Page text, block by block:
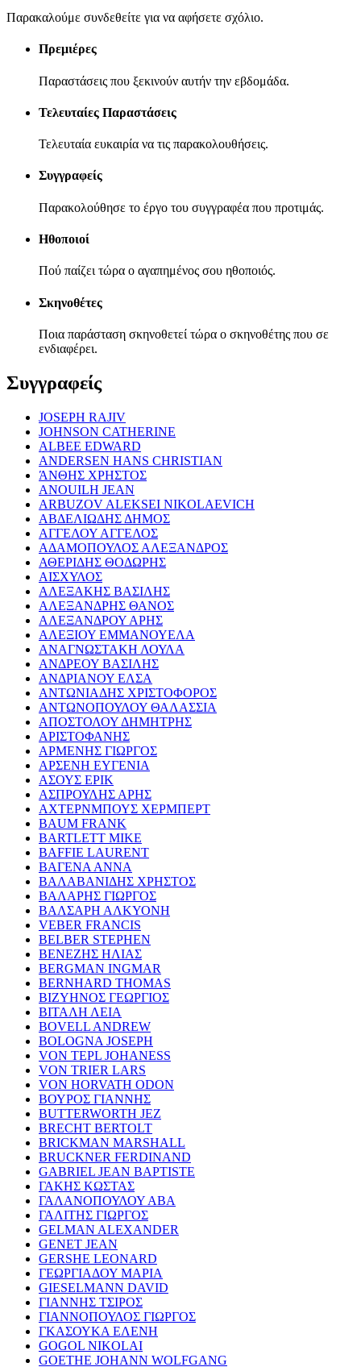
Παρακαλούμε συνδεθείτε για να αφήσετε σχόλιο.
Πρεμιέρες
Παραστάσεις που ξεκινούν αυτήν την εβδομάδα.
Τελευταίες Παραστάσεις
Τελευταία ευκαιρία να τις παρακολουθήσεις.
Συγγραφείς
Παρακολούθησε το έργο του συγγραφέα που προτιμάς.
Ηθοποιοί
Πού παίζει τώρα ο αγαπημένος σου ηθοποιός.
Σκηνοθέτες
Ποια παράσταση σκηνοθετεί τώρα ο σκηνοθέτης που σε
ενδιαφέρει.
Συγγραφείς
JOSEPH RAJIV
JOHNSON CATHERINE
ALBEE EDWARD
ANDERSEN HANS CHRISTIAN
ΆΝΘΗΣ ΧΡΗΣΤΟΣ
ANOUILH JEAN
ARBUZOV ALEKSEI NIKOLAEVICH
ΑΒΔΕΛΙΩΔΗΣ ΔΗΜΟΣ
ΑΓΓΕΛΟΥ ΑΓΓΕΛΟΣ
ΑΔΑΜΟΠΟΥΛΟΣ ΑΛΕΞΑΝΔΡΟΣ
ΑΘΕΡΙΔΗΣ ΘΟΔΩΡΗΣ
ΑΙΣΧΥΛΟΣ
ΑΛΕΞΑΚΗΣ ΒΑΣΙΛΗΣ
ΑΛΕΞΑΝΔΡΗΣ ΘΑΝΟΣ
ΑΛΕΞΑΝΔΡΟΥ ΑΡΗΣ
ΑΛΕΞΙΟΥ ΕΜΜΑΝΟΥΕΛΑ
ΑΝΑΓΝΩΣΤΑΚΗ ΛΟΥΛΑ
ΑΝΔΡΕΟΥ ΒΑΣΙΛΗΣ
ΑΝΔΡΙΑΝΟΥ ΕΛΣΑ
ΑΝΤΩΝΙΑΔΗΣ ΧΡΙΣΤΟΦΟΡΟΣ
ΑΝΤΩΝΟΠΟΥΛΟΥ ΘΑΛΑΣΣΙΑ
ΑΠΟΣΤΟΛΟΥ ΔΗΜΗΤΡΗΣ
ΑΡΙΣΤΟΦΑΝΗΣ
ΑΡΜΕΝΗΣ ΓΙΩΡΓΟΣ
ΑΡΣΕΝΗ ΕΥΓΕΝΙΑ
ΑΣΟΥΣ ΕΡΙΚ
ΑΣΠΡΟΥΛΗΣ ΑΡΗΣ
ΑΧΤΕΡΝΜΠΟΥΣ ΧΕΡΜΠΕΡΤ
BAUM FRANK
BARTLETT MIKE
BAFFIE LAURENT
ΒΑΓΕΝΑ ΑΝΝΑ
ΒΑΛΑΒΑΝΙΔΗΣ ΧΡΗΣΤΟΣ
ΒΑΛΑΡΗΣ ΓΙΩΡΓΟΣ
ΒΑΛΣΑΡΗ ΑΛΚΥΟΝΗ
VEBER FRANCIS
BELBER STEPHEN
ΒΕΝΕΖΗΣ ΗΛΙΑΣ
BERGMAN INGMAR
BERNHARD THOMAS
ΒΙΖΥΗΝΟΣ ΓΕΩΡΓΙΟΣ
ΒΙΤΑΛΗ ΛΕΙΑ
BOVELL ANDREW
BOLOGNA JOSEPH
VON TEPL JOHANESS
VON TRIER LARS
VON HORVATH ODON
ΒΟΥΡΟΣ ΓΙΑΝΝΗΣ
BUTTERWORTH JEZ
BRECHT BERTOLT
BRICKMAN MARSHALL
BRUCKNER FERDINAND
GABRIEL JEAN BAPTISTE
ΓΑΚΗΣ ΚΩΣΤΑΣ
ΓΑΛΑΝΟΠΟΥΛΟΥ ΑΒΑ
ΓΑΛΙΤΗΣ ΓΙΩΡΓΟΣ
GELMAN ALEXANDER
GENET JEAN
GERSHE LEONARD
ΓΕΩΡΓΙΑΔΟΥ ΜΑΡΙΑ
GIESELMANN DAVID
ΓΙΑΝΝΗΣ ΤΣΙΡΟΣ
ΓΙΑΝΝΟΠΟΥΛΟΣ ΓΙΩΡΓΟΣ
ΓΚΑΣΟΥΚΑ ΕΛΕΝΗ
GOGOL NIKOLAI
GOETHE JOHANN WOLFGANG